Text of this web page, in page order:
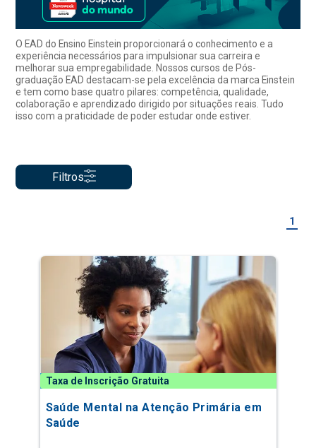
O EAD do Ensino Einstein proporcionará o conhecimento e a
experiência necessários para impulsionar sua carreira e
melhorar sua empregabilidade. Nossos cursos de Pós-
graduação EAD destacam-se pela excelência da marca Einstein
e tem como base quatro pilares: competência, qualidade,
colaboração e aprendizado dirigido por situações reais. Tudo
isso com a praticidade de poder estudar onde estiver.
Filtros
1
Taxa de Inscrição Gratuita
Saúde Mental na Atenção Primária em
Saúde